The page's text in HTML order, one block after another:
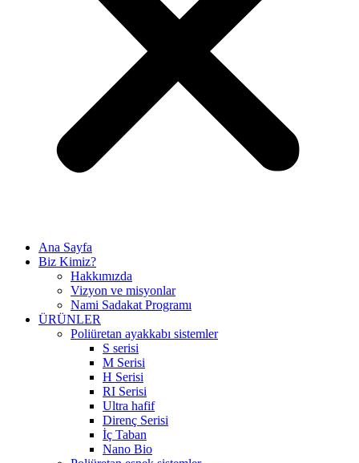
Ana Sayfa
Biz Kimiz?
Hakkımızda
Vizyon ve misyonlar
Nami Sadakat Programı
ÜRÜNLER
Poliüretan ayakkabı sistemler
S serisi
M Serisi
H Serisi
RI Serisi
Ultra hafif
Direnç Serisi
İç Taban
Nano Bio